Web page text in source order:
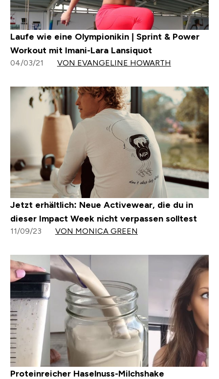
Laufe wie eine Olympionikin | Sprint & Power
Workout mit Imani-Lara Lansiquot
04/03/21 VON EVANGELINE HOWARTH
Jetzt erhältlich: Neue Activewear, die du in
dieser Impact Week nicht verpassen solltest
11/09/23 VON MONICA GREEN
Proteinreicher Haselnuss-Milchshake